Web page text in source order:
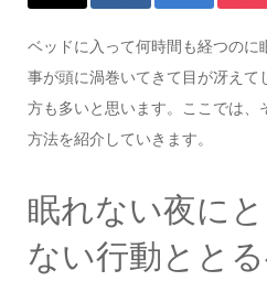
ベッドに入って何時間も経つのに
事が頭に渦巻いてきて目が冴えて
方も多いと思います。ここでは、
方法を紹介していきます。
眠れない夜に
ない行動とと